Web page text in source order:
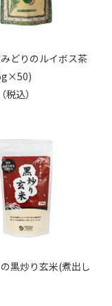
どりのルイボス茶
込）
黒炒り玄米(煮出し